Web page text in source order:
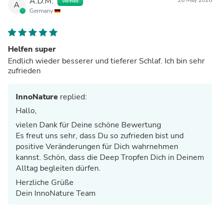
A
Germany
Helfen super
Endlich wieder besserer und tieferer Schlaf. Ich bin sehr
zufrieden
InnoNature replied:
Hallo,
vielen Dank für Deine schöne Bewertung
Es freut uns sehr, dass Du so zufrieden bist und
positive Veränderungen für Dich wahrnehmen
kannst. Schön, dass die Deep Tropfen Dich in Deinem
Alltag begleiten dürfen.
Herzliche Grüße
Dein InnoNature Team